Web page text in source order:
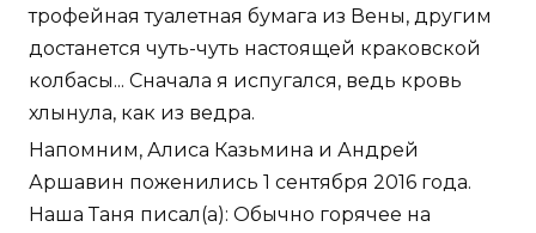
трофейная туалетная бумага из Вены, другим
достанется чуть-чуть настоящей краковской
колбасы... Сначала я испугался, ведь кровь
хлынула, как из ведра.
Напомним, Алиса Казьмина и Андрей
Аршавин поженились 1 сентября 2016 года.
Наша Таня писал(а): Обычно горячее на